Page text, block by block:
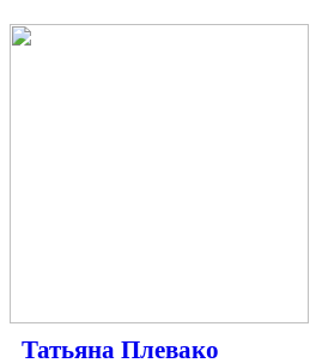
Татьяна Плевако